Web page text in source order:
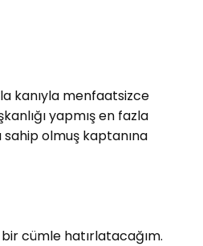
kanıyla menfaatsizce
yapmış en fazla
olmuş kaptanına
cümle hatırlatacağım.